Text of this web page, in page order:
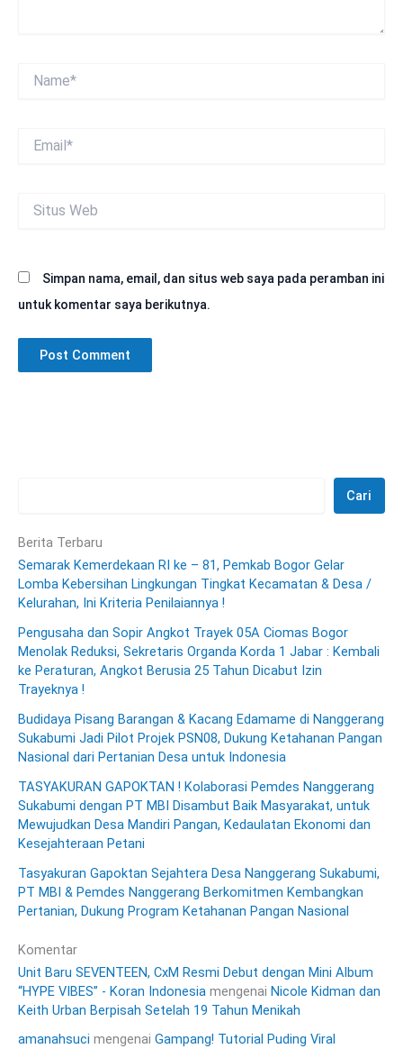
Web
Simpan nama, email, dan situs web saya pada peramban ini
untuk komentar saya berikutnya.
Cari
Berita Terbaru
Semarak Kemerdekaan RI ke – 81, Pemkab Bogor Gelar
Lomba Kebersihan Lingkungan Tingkat Kecamatan & Desa /
Kelurahan, Ini Kriteria Penilaiannya !
Pengusaha dan Sopir Angkot Trayek 05A Ciomas Bogor
Menolak Reduksi, Sekretaris Organda Korda 1 Jabar : Kembali
ke Peraturan, Angkot Berusia 25 Tahun Dicabut Izin
Trayeknya !
Budidaya Pisang Barangan & Kacang Edamame di Nanggerang
Sukabumi Jadi Pilot Projek PSN08, Dukung Ketahanan Pangan
Nasional dari Pertanian Desa untuk Indonesia
TASYAKURAN GAPOKTAN ! Kolaborasi Pemdes Nanggerang
Sukabumi dengan PT MBI Disambut Baik Masyarakat, untuk
Mewujudkan Desa Mandiri Pangan, Kedaulatan Ekonomi dan
Kesejahteraan Petani
Tasyakuran Gapoktan Sejahtera Desa Nanggerang Sukabumi,
PT MBI & Pemdes Nanggerang Berkomitmen Kembangkan
Pertanian, Dukung Program Ketahanan Pangan Nasional
Komentar
Unit Baru SEVENTEEN, CxM Resmi Debut dengan Mini Album
“HYPE VIBES” - Koran Indonesia mengenai Nicole Kidman dan
Keith Urban Berpisah Setelah 19 Tahun Menikah
amanahsuci mengenai Gampang! Tutorial Puding Viral